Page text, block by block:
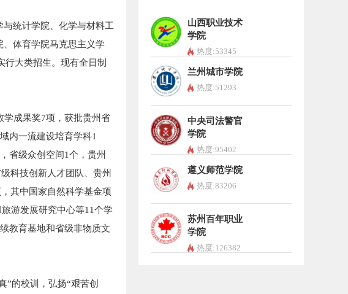
统计学院、化学与材料工
体育学院马克思主义学
行大类招生。现有全日制
成果奖7项，获批贵州省
内一流建设培育学科1
省级众创空间1个，贵州
科技创新人才团队、贵州
其中国家自然科学基金项
游发展研究中心等11个学
教育基地和省级非物质文
的校训，弘扬“艰苦创
山西职业技术
学院
热度:53345
兰州城市学院
热度:51293
中央司法警官
学院
热度:95402
遵义师范学院
热度:83206
苏州百年职业
学院
热度:126382